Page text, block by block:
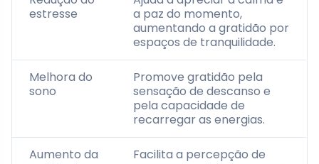
estresse
a paz do momento,
aumentando a gratidão por
espaços de tranquilidade.
Melhora do
sono
Promove gratidão pela
sensação de descanso e
pela capacidade de
recarregar as energias.
Aumento da
Facilita a percepção de